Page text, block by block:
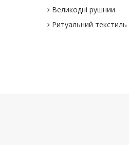
Великодні рушнии
Ритуальний текстиль